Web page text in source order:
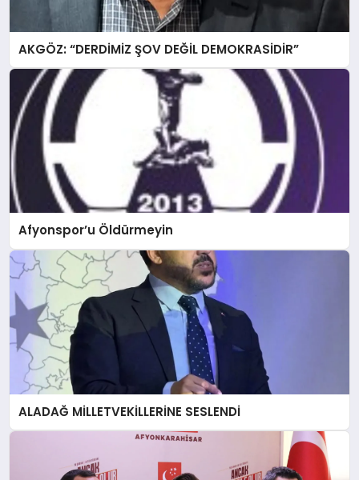
AKGÖZ: “DERDİMİZ ŞOV DEĞİL DEMOKRASİDİR”
Afyonspor’u Öldürmeyin
ALADAĞ MİLLETVEKİLLERİNE SESLENDİ